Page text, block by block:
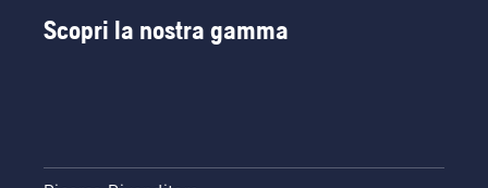
Scopri la nostra gamma